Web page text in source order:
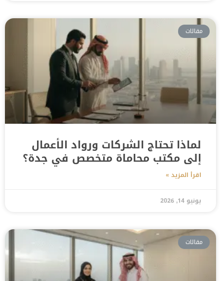
مقالات
لماذا تحتاج الشركات ورواد الأعمال
إلى مكتب محاماة متخصص في جدة؟
اقرأ المزيد »
يونيو 14, 2026
مقالات